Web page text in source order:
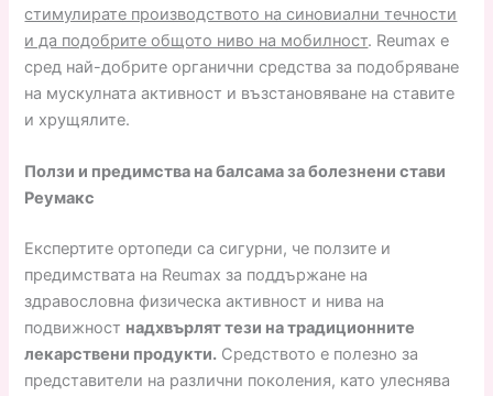
стимулирате производството на синовиални течности
и да подобрите общото ниво на мобилност. Reumax е
сред най-добрите органични средства за подобряване
на мускулната активност и възстановяване на ставите
и хрущялите.
Ползи и предимства на балсама за болезнени стави
Реумакс
Експертите ортопеди са сигурни, че ползите и
предимствата на Reumax за поддържане на
здравословна физическа активност и нива на
подвижност надхвърлят тези на традиционните
лекарствени продукти. Средството е полезно за
представители на различни поколения, като улеснява